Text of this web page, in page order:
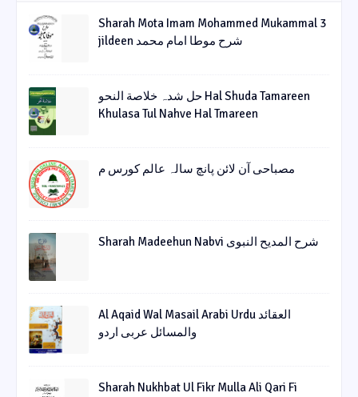
Sharah Mota Imam Mohammed Mukammal 3
jildeen شرح موطا امام محمد
حل شدہ خلاصة النحو Hal Shuda Tamareen
Khulasa Tul Nahve Hal Tmareen
مصباحی آن لائن پانچ سالہ عالم کورس م
Sharah Madeehun Nabvi شرح المدیح النبوی
Al Aqaid Wal Masail Arabi Urdu العقائد
والمسائل عربی اردو
Sharah Nukhbat Ul Fikr Mulla Ali Qari Fi